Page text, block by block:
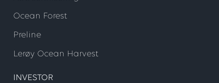
Ocean Forest
Preline
Lerøy Ocean Harvest
INVESTOR